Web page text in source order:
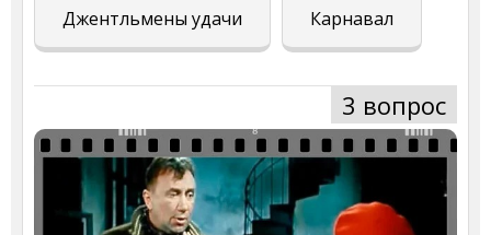
Джентльмены удачи Карнавал
3 вопрос